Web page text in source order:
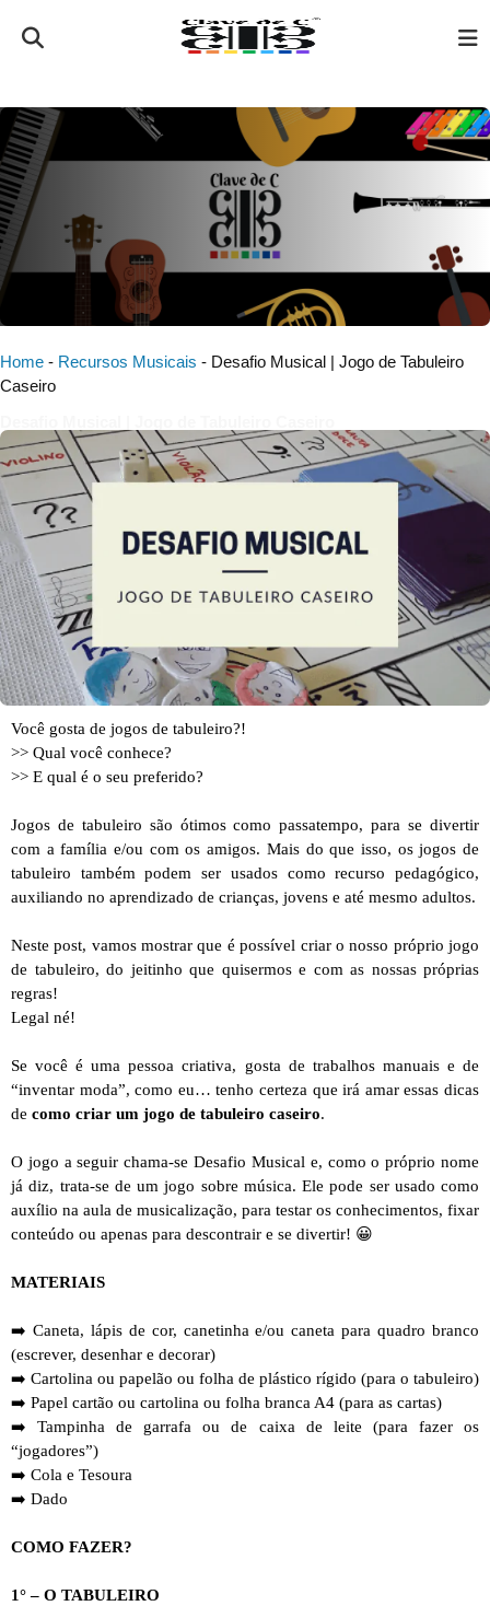
Home - Recursos Musicais - Desafio Musical | Jogo de Tabuleiro
Caseiro
Você gosta de jogos de tabuleiro?!
>> Qual você conhece?
>> E qual é o seu preferido?
Jogos de tabuleiro são ótimos como passatempo, para se divertir
com a família e/ou com os amigos. Mais do que isso, os jogos de
tabuleiro também podem ser usados como recurso pedagógico,
auxiliando no aprendizado de crianças, jovens e até mesmo adultos.
Neste post, vamos mostrar que é possível criar o nosso próprio jogo
de tabuleiro, do jeitinho que quisermos e com as nossas próprias
regras!
Legal né!
Se você é uma pessoa criativa, gosta de trabalhos manuais e de
“inventar moda”, como eu… tenho certeza que irá amar essas dicas
de como criar um jogo de tabuleiro caseiro.
O jogo a seguir chama-se Desafio Musical e, como o próprio nome
já diz, trata-se de um jogo sobre música. Ele pode ser usado como
auxílio na aula de musicalização, para testar os conhecimentos, fixar
conteúdo ou apenas para descontrair e se divertir! 😀
MATERIAIS
➡️ Caneta, lápis de cor, canetinha e/ou caneta para quadro branco
(escrever, desenhar e decorar)
➡️ Cartolina ou papelão ou folha de plástico rígido (para o tabuleiro)
➡️ Papel cartão ou cartolina ou folha branca A4 (para as cartas)
➡️ Tampinha de garrafa ou de caixa de leite (para fazer os
“jogadores”)
➡️ Cola e Tesoura
➡️ Dado
COMO FAZER?
1° – O TABULEIRO